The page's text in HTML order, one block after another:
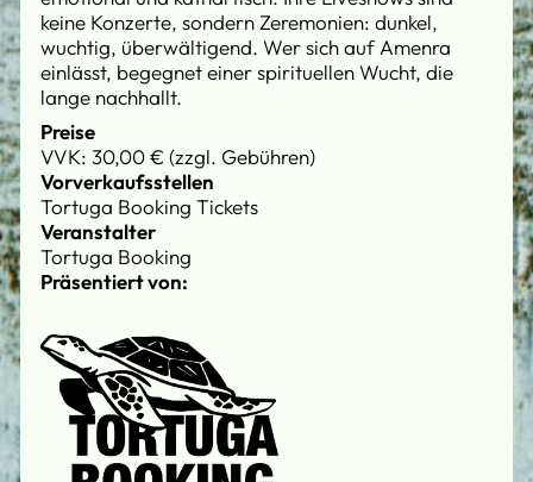
keine Konzerte, sondern Zeremonien: dunkel,
wuchtig, überwältigend. Wer sich auf Amenra
einlässt, begegnet einer spirituellen Wucht, die
lange nachhallt.
Preise
VVK: 30,00 € (zzgl. Gebühren)
Vorverkaufsstellen
Tortuga Booking Tickets
Veranstalter
Tortuga Booking
Präsentiert von: